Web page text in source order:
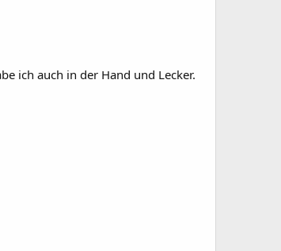
ich auch in der Hand und Lecker.